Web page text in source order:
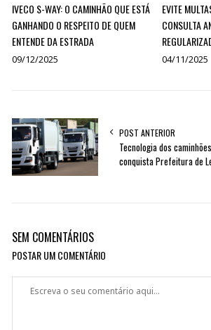
IVECO S-WAY: O CAMINHÃO QUE ESTÁ
GANHANDO O RESPEITO DE QUEM
ENTENDE DA ESTRADA
09/12/2025
EVITE
CONSULTA
04/11/2025
POST ANTERIOR
Tecnologia dos
conquista Prefeitura de
SEM COMENTÁRIOS
POSTAR UM COMENTÁRIO